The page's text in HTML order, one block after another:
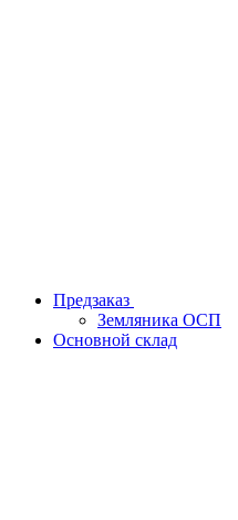
Предзаказ
Земляника ОСП
Основной склад